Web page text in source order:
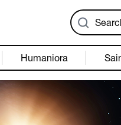
Humaniora